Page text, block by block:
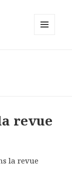
revue
la revue